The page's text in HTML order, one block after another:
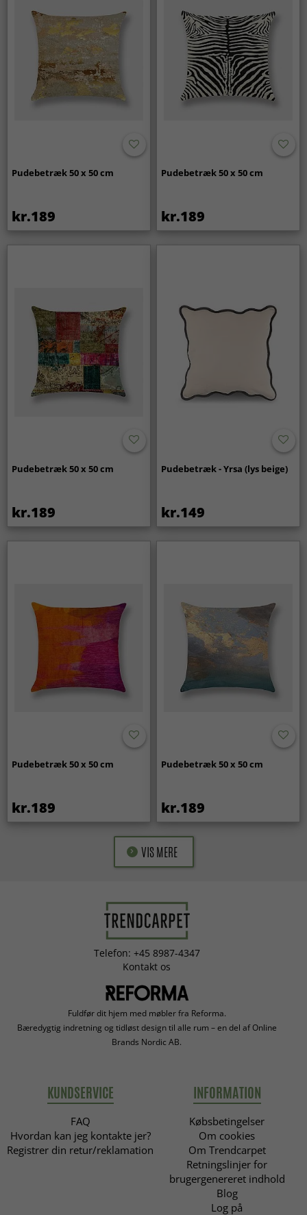
Pudebetræk 50 x 50 cm
kr.189
Pudebetræk 50 x 50 cm
kr.189
Pudebetræk 50 x 50 cm
kr.189
Pudebetræk - Yrsa (lys beige)
kr.149
Pudebetræk 50 x 50 cm
kr.189
Pudebetræk 50 x 50 cm
kr.189
VIS MERE
Telefon: +45 8987-4347
Kontakt os
Fuldfør dit hjem med møbler fra Reforma.
Bæredygtig indretning og tidløst design til alle rum – en del af Online
Brands Nordic AB.
KUNDSERVICE
FAQ
Hvordan kan jeg kontakte jer?
Registrer din retur/reklamation
INFORMATION
Købsbetingelser
Om cookies
Om Trendcarpet
Retningslinjer for
brugergenereret indhold
Blog
Log på